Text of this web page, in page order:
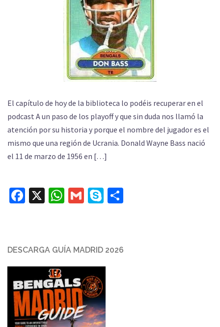
El capítulo de hoy de la biblioteca lo podéis recuperar en el
podcast A un paso de los playoff y que sin duda nos llamó la
atención por su historia y porque el nombre del jugador es el
mismo que una región de Ucrania. Donald Wayne Bass nació
el 11 de marzo de 1956 en […]
Facebook
X WhatsApp
Gmail
Skype
DESCARGA GUÍA MADRID 2026